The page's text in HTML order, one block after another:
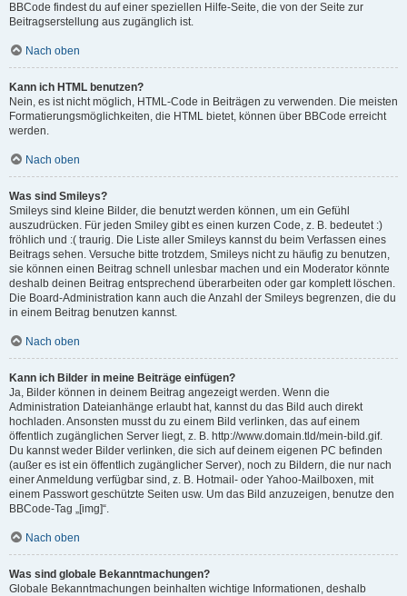
BBCode findest du auf einer speziellen Hilfe-Seite, die von der Seite zur
Beitragserstellung aus zugänglich ist.
Nach oben
Kann ich HTML benutzen?
Nein, es ist nicht möglich, HTML-Code in Beiträgen zu verwenden. Die meisten
Formatierungsmöglichkeiten, die HTML bietet, können über BBCode erreicht
werden.
Nach oben
Was sind Smileys?
Smileys sind kleine Bilder, die benutzt werden können, um ein Gefühl
auszudrücken. Für jeden Smiley gibt es einen kurzen Code, z. B. bedeutet :)
fröhlich und :( traurig. Die Liste aller Smileys kannst du beim Verfassen eines
Beitrags sehen. Versuche bitte trotzdem, Smileys nicht zu häufig zu benutzen,
sie können einen Beitrag schnell unlesbar machen und ein Moderator könnte
deshalb deinen Beitrag entsprechend überarbeiten oder gar komplett löschen.
Die Board-Administration kann auch die Anzahl der Smileys begrenzen, die du
in einem Beitrag benutzen kannst.
Nach oben
Kann ich Bilder in meine Beiträge einfügen?
Ja, Bilder können in deinem Beitrag angezeigt werden. Wenn die
Administration Dateianhänge erlaubt hat, kannst du das Bild auch direkt
hochladen. Ansonsten musst du zu einem Bild verlinken, das auf einem
öffentlich zugänglichen Server liegt, z. B. http://www.domain.tld/mein-bild.gif.
Du kannst weder Bilder verlinken, die sich auf deinem eigenen PC befinden
(außer es ist ein öffentlich zugänglicher Server), noch zu Bildern, die nur nach
einer Anmeldung verfügbar sind, z. B. Hotmail- oder Yahoo-Mailboxen, mit
einem Passwort geschützte Seiten usw. Um das Bild anzuzeigen, benutze den
BBCode-Tag „[img]“.
Nach oben
Was sind globale Bekanntmachungen?
Globale Bekanntmachungen beinhalten wichtige Informationen, deshalb